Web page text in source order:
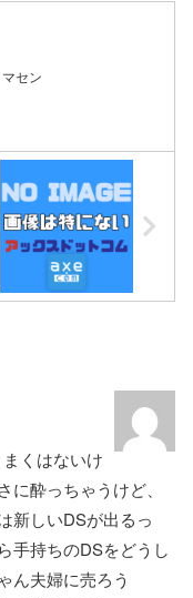
セン
くはないけ
酔っちゃうけど、
新しいDSが出るっ
手持ちのDSをどうし
ん夫婦に売ろう